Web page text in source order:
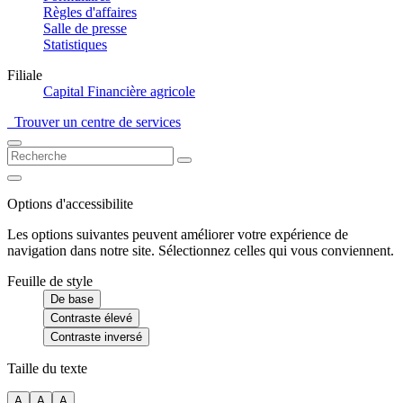
Règles d'affaires
Salle de presse
Statistiques
Filiale
Capital Financière agricole
Trouver un centre de services
Options d'accessibilite
Les options suivantes peuvent améliorer votre expérience de
navigation dans notre site. Sélectionnez celles qui vous conviennent.
Feuille de style
De base
Contraste élevé
Contraste inversé
Taille du texte